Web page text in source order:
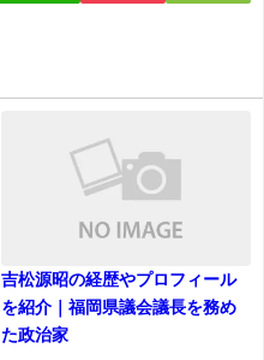
吉松源昭の経歴やプロフィール
を紹介｜福岡県議会議長を務め
た政治家